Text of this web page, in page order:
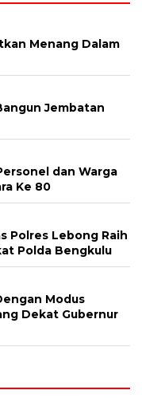
Menang Dalam
Jembatan
dan Warga
Ke 80
Polres Lebong Raih
Polda Bengkulu
Modus
Dekat Gubernur